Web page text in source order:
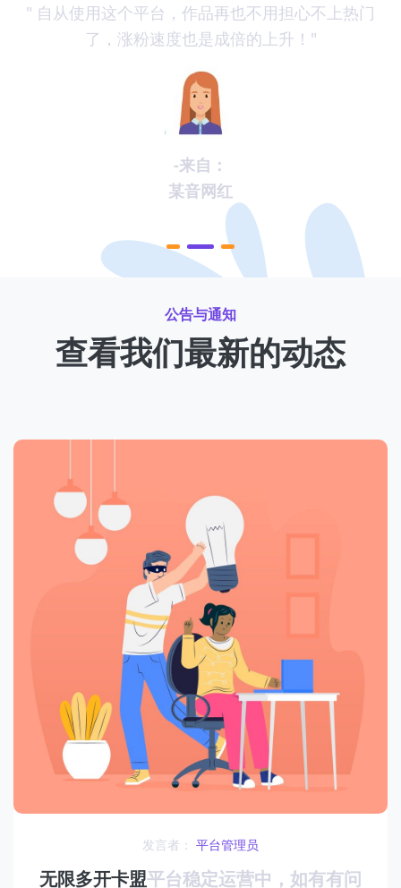
" 自从使用这个平台，作品再也不用担心不上热门
了，涨粉速度也是成倍的上升！"
-来自：
某音网红
公告与通知
查看我们最新的动态
发言者： 平台管理员
无限多开卡盟平台稳定运营中，如有有问